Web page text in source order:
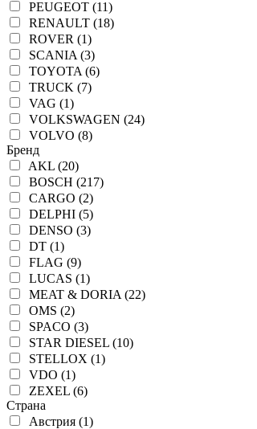
PEUGEOT (11)
RENAULT (18)
ROVER (1)
SCANIA (3)
TOYOTA (6)
TRUCK (7)
VAG (1)
VOLKSWAGEN (24)
VOLVO (8)
Бренд
AKL (20)
BOSCH (217)
CARGO (2)
DELPHI (5)
DENSO (3)
DT (1)
FLAG (9)
LUCAS (1)
MEAT & DORIA (22)
OMS (2)
SPACO (3)
STAR DIESEL (10)
STELLOX (1)
VDO (1)
ZEXEL (6)
Страна
Австрия (1)